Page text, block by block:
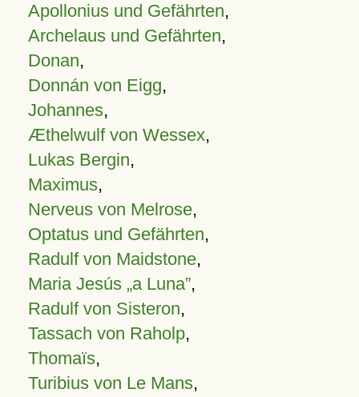
Apollonius und Gefährten,
Archelaus und Gefährten,
Donan,
Donnán von Eigg,
Johannes,
Æthelwulf von Wessex,
Lukas Bergin,
Maximus,
Nerveus von Melrose,
Optatus und Gefährten,
Radulf von Maidstone,
Maria Jesús „a Luna”,
Radulf von Sisteron,
Tassach von Raholp,
Thomaïs,
Turibius von Le Mans,